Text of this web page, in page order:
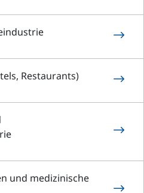
$
Restaurants) $
$
und medizinische
$